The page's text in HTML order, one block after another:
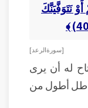
نَتَوَفَّيَنَّكَ
[ سورة الرعد ]
له أن يرى
أطول من